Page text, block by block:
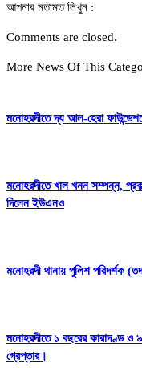
আপনার মতামত লিখুন :
Comments are closed.
More News Of This
মনোহরদীতে দ্য আল-হেরা
মনোহরদীতে খাল খনন সম্পন্ন,
দিলেন ইউএনও
মনোহরদী থানায় পুলিশ পরিদর্শক
মনোহরদীতে ১ বছরের কারাদণ্ড ও
গ্রেপ্তার।